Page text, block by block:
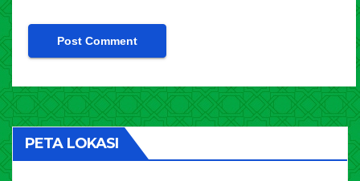
PETA LOKASI